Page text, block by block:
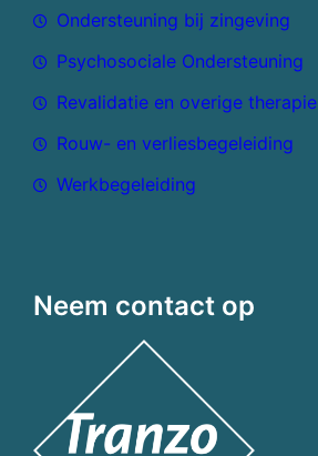
Ondersteuning bij zingeving
Psychosociale Ondersteuning
Revalidatie en overige therapie
Rouw- en verliesbegeleiding
Werkbegeleiding
Neem contact op